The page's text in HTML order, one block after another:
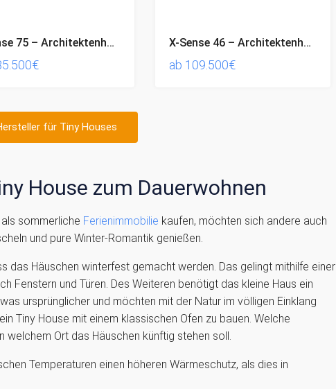
X-Sense 75 – Architektenhaus mit Dachterrasse / KFW-Effizienzhaus (*sofortiger Projektbeginn*) X-Sense 46 – Architektenhaus mit Dachterrasse / KFW-Effizienzhaus (*sofortiger Projektbeginn*)
ab 109.500€
für Tiny Houses
House zum Dauerwohnen
sommerliche Ferienimmobilie kaufen, möchten sich andere auch
und pure Winter-Romantik genießen.
das Häuschen winterfest gemacht werden. Das gelingt mithilfe einer
Fenstern und Türen. Des Weiteren benötigt das kleine Haus ein
ursprünglicher und möchten mit der Natur im völligen Einklang
Tiny House mit einem klassischen Ofen zu bauen. Welche
welchem Ort das Häuschen künftig stehen soll.
Temperaturen einen höheren Wärmeschutz, als dies in